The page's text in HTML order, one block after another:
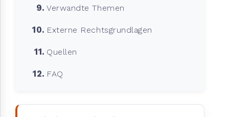
Verwandte Themen
Externe Rechtsgrundlagen
Quellen
FAQ